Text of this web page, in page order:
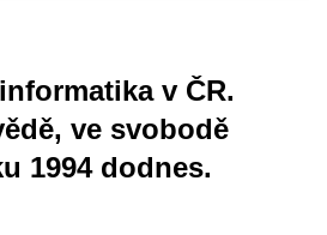
v ČR.
ve svobodě
1994 dodnes.